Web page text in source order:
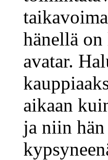
hänellä
avatar.
aikaan
ja niin hän